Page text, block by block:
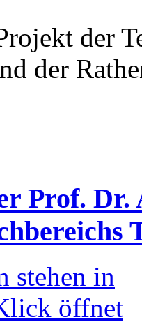
der
der
Prof. Dr.